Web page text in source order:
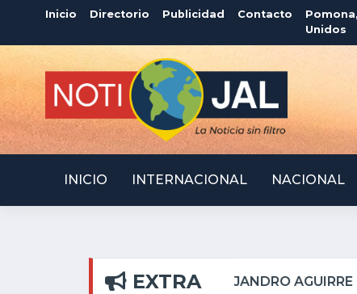
Inicio Directorio Publicidad Contacto
Unidos
INICIO INTERNACIONAL NACIONAL
EXTRA